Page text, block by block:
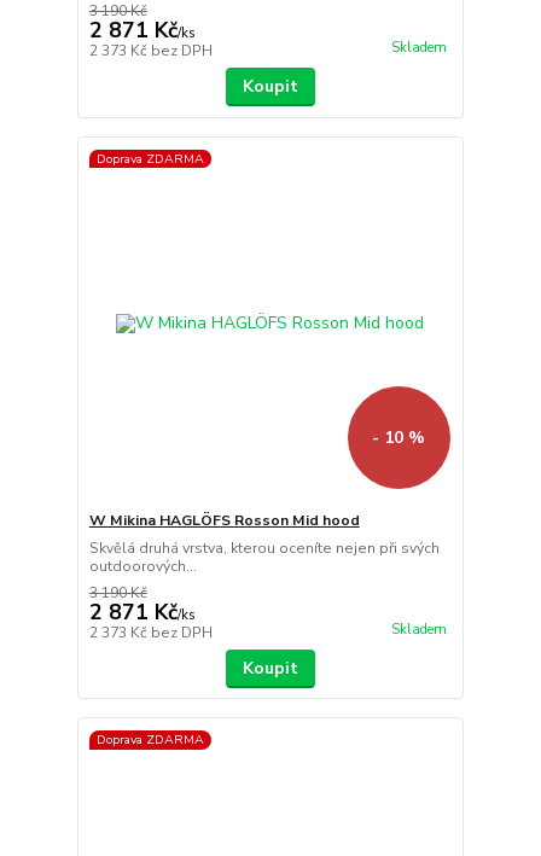
3 190 Kč
2 871 Kč/ks
2 373 Kč bez DPH Skladem
Koupit
Doprava ZDARMA
- 10 %
W Mikina HAGLÖFS Rosson Mid hood
Skvělá druhá vrstva, kterou oceníte nejen při svých
outdoorových...
3 190 Kč
2 871 Kč/ks
2 373 Kč bez DPH Skladem
Koupit
Doprava ZDARMA